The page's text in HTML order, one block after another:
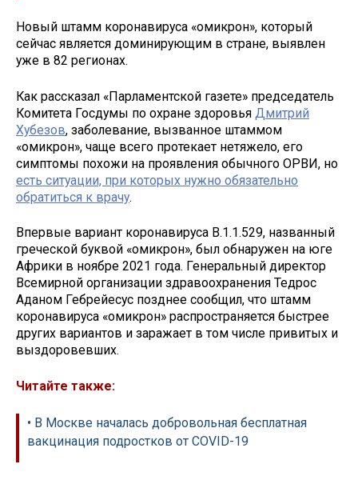
Новый штамм коронавируса «омикрон», который
сейчас является доминирующим в стране, выявлен
уже в 82 регионах.
Как рассказал «Парламентской газете» председатель
Комитета Госдумы по охране здоровья Дмитрий
Хубезов, заболевание, вызванное штаммом
«омикрон», чаще всего протекает нетяжело, его
симптомы похожи на проявления обычного ОРВИ, но
есть ситуации, при которых нужно обязательно
обратиться к врачу.
Впервые вариант коронавируса B.1.1.529, названный
греческой буквой «омикрон», был обнаружен на юге
Африки в ноябре 2021 года. Генеральный директор
Всемирной организации здравоохранения Тедрос
Аданом Гебрейесус позднее сообщил, что штамм
коронавируса «омикрон» распространяется быстрее
других вариантов и заражает в том числе привитых и
выздоровевших.
Читайте также:
• В Москве началась добровольная бесплатная
вакцинация подростков от COVID-19